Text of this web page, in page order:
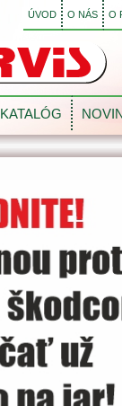
ÚVOD O NÁS O
KATALÓG